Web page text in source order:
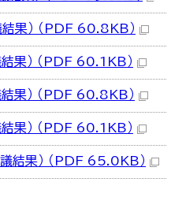
果） （PDF 60.8KB）
果） （PDF 60.1KB）
果） （PDF 60.8KB）
果） （PDF 60.1KB）
結果） （PDF 65.0KB）